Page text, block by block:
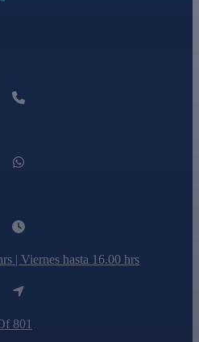
| Viernes hasta 16.00 hrs
801